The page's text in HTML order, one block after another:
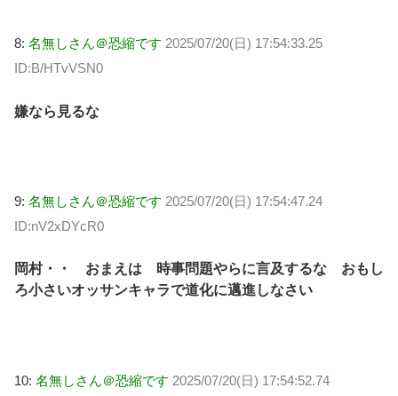
8: 名無しさん＠恐縮です 2025/07/20(日) 17:54:33.25
ID:B/HTvVSN0
嫌なら見るな
9: 名無しさん＠恐縮です 2025/07/20(日) 17:54:47.24
ID:nV2xDYcR0
岡村・・ おまえは 時事問題やらに言及するな おもし
ろ小さいオッサンキャラで道化に邁進しなさい
10: 名無しさん＠恐縮です 2025/07/20(日) 17:54:52.74